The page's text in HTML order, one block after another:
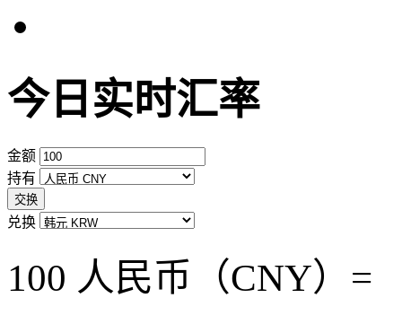
今日实时汇率
金额
持有
交换
兑换
100 人民币（CNY）=